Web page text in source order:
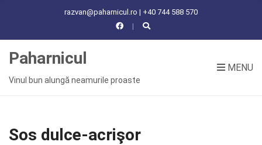
razvan@paharnicul.ro | +40 744 588 570
R
Paharnicul
Vinul bun alungă neamurile proaste
MENU
Sos dulce-acrişor